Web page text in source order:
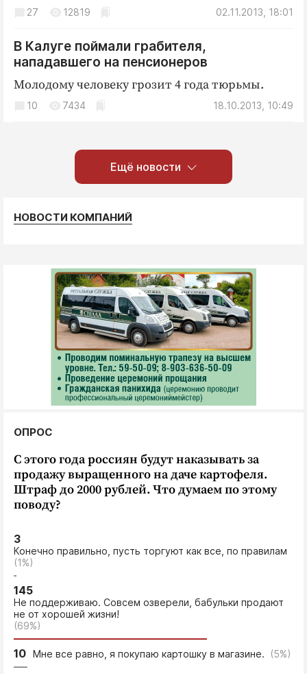
02.11.2013, 18:01
27 12819
В Калуге поймали грабителя,
нападавшего на пенсионеров
Молодому человеку грозит 4 года тюрьмы.
18.10.2013, 10:49
10 7434
Ещё новости
НОВОСТИ КОМПАНИЙ
ОПРОС
С этого года россиян будут наказывать за
продажу выращенного на даче картофеля.
Штраф до 2000 рублей. Что думаем по этому
поводу?
3
Конечно правильно, пусть торгуют как все, по правилам
(1%)
145
Не поддерживаю. Совсем озверели, бабульки продают
не от хорошей жизни!
(69%)
10 Мне все равно, я покупаю картошку в магазине. (5%)